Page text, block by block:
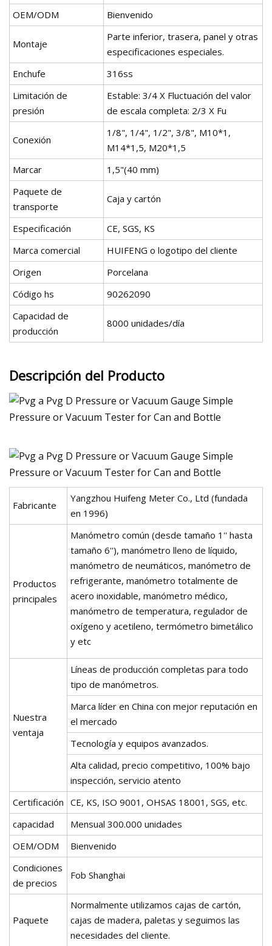
OEM/ODM
Bienvenido
Montaje
Parte inferior, trasera, panel y otras
especificaciones especiales.
Enchufe
316ss
Limitación de
presión
Estable: 3/4 X Fluctuación del valor
de escala completa: 2/3 X Fu
Conexión
1/8", 1/4", 1/2", 3/8", M10*1,
M14*1,5, M20*1,5
Marcar
1,5"(40 mm)
Paquete de
transporte
Caja y cartón
Especificación
CE, SGS, KS
Marca comercial
HUIFENG o logotipo del cliente
Origen
Porcelana
Código hs
90262090
Capacidad de
producción
8000 unidades/día
Descripción del Producto
Fabricante
Yangzhou Huifeng Meter Co., Ltd (fundada
en 1996)
Productos
principales
Manómetro común (desde tamaño 1'' hasta
tamaño 6''), manómetro lleno de líquido,
manómetro de neumáticos, manómetro de
refrigerante, manómetro totalmente de
acero inoxidable, manómetro médico,
manómetro de temperatura, regulador de
oxígeno y acetileno, termómetro bimetálico
y etc
Nuestra
ventaja
Líneas de producción completas para todo
tipo de manómetros.
Marca líder en China con mejor reputación en
el mercado
Tecnología y equipos avanzados.
Alta calidad, precio competitivo, 100% bajo
inspección, servicio atento
Certificación CE, KS, ISO 9001, OHSAS 18001, SGS, etc.
capacidad
Mensual 300.000 unidades
OEM/ODM
Bienvenido
Condiciones
de precios
Fob Shanghai
Paquete
Normalmente utilizamos cajas de cartón,
cajas de madera, paletas y seguimos las
necesidades del cliente.